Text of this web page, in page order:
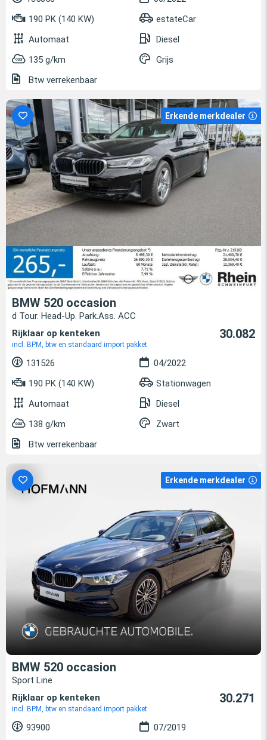
190 PK (140 KW)
estateCar
Automaat
Diesel
135 g/km
Grijs
Btw verrekenbaar
Erkende merkdealer
BMW 520 occasion
d Tour. Head-Up. Park.Ass. ACC
Rijklaar op kenteken
incl. BPM, btw en standaard import pakket
30.082
131526
04/2022
190 PK (140 KW)
Stationwagen
Automaat
Diesel
138 g/km
Zwart
Btw verrekenbaar
Erkende merkdealer
BMW 520 occasion
Sport Line
Rijklaar op kenteken
incl. BPM, btw en standaard import pakket
30.271
93900
07/2019